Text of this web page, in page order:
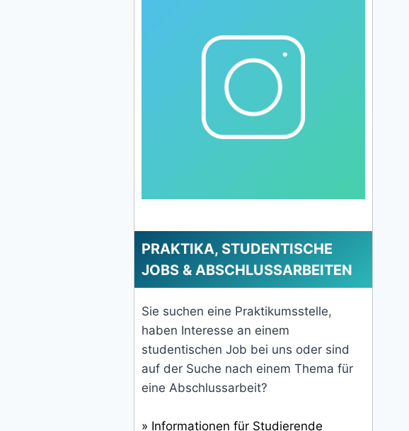
PRAKTIKA, STUDENTISCHE
JOBS & ABSCHLUSSARBEITEN
Sie suchen eine Praktikumsstelle,
haben Interesse an einem
studentischen Job bei uns oder sind
auf der Suche nach einem Thema für
eine Abschlussarbeit?
» Informationen für Studierende